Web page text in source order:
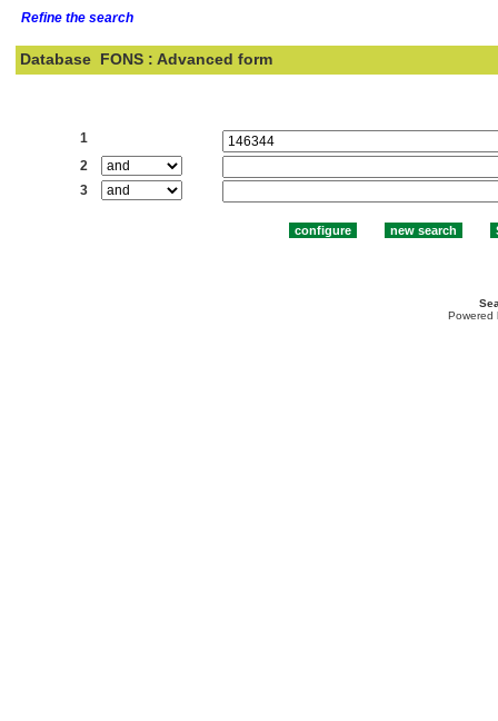
Refine the search
Database FONS : Advanced form
1
2
3